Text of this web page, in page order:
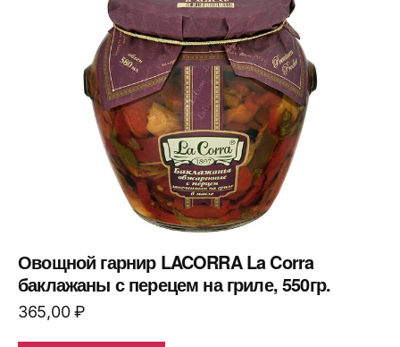
Овощной гарнир LACORRA La Corra
баклажаны с перецем на гриле, 550гр.
365,00₽